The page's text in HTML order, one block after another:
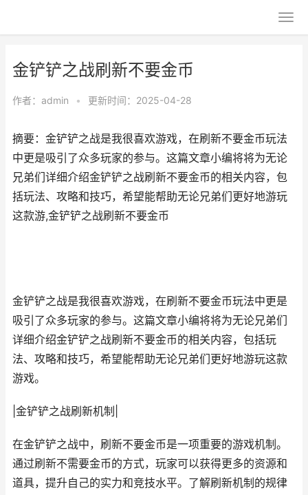
金铲铲之战刷新不要金币
作者： admin • 更新时间：2025-04-28
摘要：金铲铲之战是我很喜欢游戏，在刷新不要金币玩法
中更是吸引了众多玩家的参与。这篇文章小编将将为无论
兄弟们详细介绍金铲铲之战刷新不要金币的相关内容，包
括玩法、攻略和技巧，希望能帮助无论兄弟们更好地游玩
这款游,金铲铲之战刷新不要金币
金铲铲之战是我很喜欢游戏，在刷新不要金币玩法中更是
吸引了众多玩家的参与。这篇文章小编将将为无论兄弟们
详细介绍金铲铲之战刷新不要金币的相关内容，包括玩
法、攻略和技巧，希望能帮助无论兄弟们更好地游玩这款
游戏。
|金铲铲之战刷新机制|
在金铲铲之战中，刷新不要金币是一项重要的游戏机制。
通过刷新不需要金币的方式，玩家可以获得更多的资源和
道具，提升自己的实力和竞技水平。了解刷新机制的规律